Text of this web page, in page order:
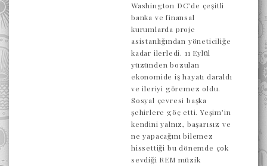
Washington DC’de çeşitli
banka ve finansal
kurumlarda proje
asistanlığından yöneticiliğe
kadar ilerledi. 11 Eylül
yüzünden bozulan
ekonomide iş hayatı daraldı
ve ileriyi göremez oldu.
Sosyal çevresi başka
şehirlere göç etti. Yeşim’in
kendini yalnız, başarısız ve
ne yapacağını bilemez
hissettiği bu dönemde çok
sevdiği REM müzik